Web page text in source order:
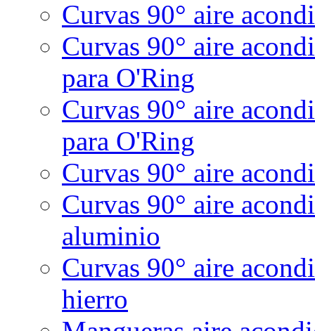
Curvas 90° aire
Curvas 90° aire
para O'Ring
Curvas 90° aire
para O'Ring
Curvas 90° aire
Curvas 90° aire
aluminio
Curvas 90° aire
hierro